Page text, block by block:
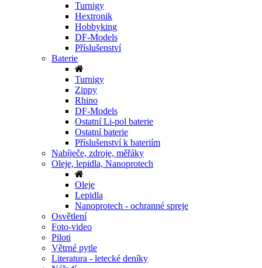
Turnigy
Hextronik
Hobbyking
DF-Models
Příslušenství
Baterie
Turnigy
Zippy
Rhino
DF-Models
Ostatní Li-pol baterie
Ostatní baterie
Příslušenství k bateriím
Nabíječe, zdroje, měřáky
Oleje, lepidla, Nanoprotech
Oleje
Lepidla
Nanoprotech - ochranné spreje
Osvětlení
Foto-video
Piloti
Větrné pytle
Literatura - letecké deníky